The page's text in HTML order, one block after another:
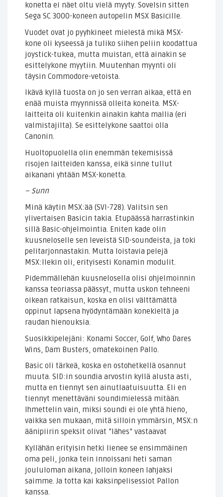
konetta ei näet oltu vielä myyty. Sovelsin sitten
Sega SC 3000-koneen autopelin MSX Basicille.
Vuodet ovat jo pyyhkineet mielestä mikä MSX-
kone oli kyseessä ja tuliko siihen peliin koodattua
joystick-tukea, mutta muistan, että ainakin se
esittelykone myytiin. Muutenhan myynti oli
täysin Commodore-vetoista.
Ikävä kyllä tuosta on jo sen verran aikaa, että en
enää muista myynnissä olleita koneita. MSX-
laitteita oli kuitenkin ainakin kahta mallia (eri
valmistajilta). Se esittelykone saattoi olla
Canonin.
Huoltopuolella olin enemmän tekemisissä
risojen laitteiden kanssa, eikä sinne tullut
aikanani yhtään MSX-konetta.
– Sunn
Minä käytin MSX:ää (SVI-728). Valitsin sen
ylivertaisen Basicin takia. Etupäässä harrastinkin
sillä Basic-ohjelmointia. Eniten kade olin
kuusneloselle sen leveistä SID-soundeista, ja toki
pelitarjonnastakin. Mutta loistavia pelejä
MSX:llekin oli, erityisesti Konamin modulit.
Pidemmällehän kuusnelosella olisi ohjelmoinnin
kanssa teoriassa päässyt, mutta uskon tehneeni
oikean ratkaisun, koska en olisi välttämättä
oppinut lapsena hyödyntämään konekieltä ja
raudan hienouksia.
Suosikkipelejäni: Konami Soccer, Golf, Who Dares
Wins, Dam Busters, omatekoinen Pallo.
Basic oli tärkeä, koska en ostohetkellä osannut
muuta. SID:in soundia arvostin kyllä alusta asti,
mutta en tiennyt sen ainutlaatuisuutta. Eli en
tiennyt menettäväni soundimielessä mitään.
Ihmettelin vain, miksi soundi ei ole yhtä hieno,
vaikka sen mukaan, mitä silloin ymmärsin, MSX:n
äänipiirin speksit olivat ”lähes” vastaavat
Kyllähän erityisin hetki lienee se ensimmäinen
oma peli, jonka tein innoissani heti saman
joululoman aikana, jolloin koneen lahjaksi
saimme. Ja totta kai kaksinpelisessiot Pallon
kanssa.